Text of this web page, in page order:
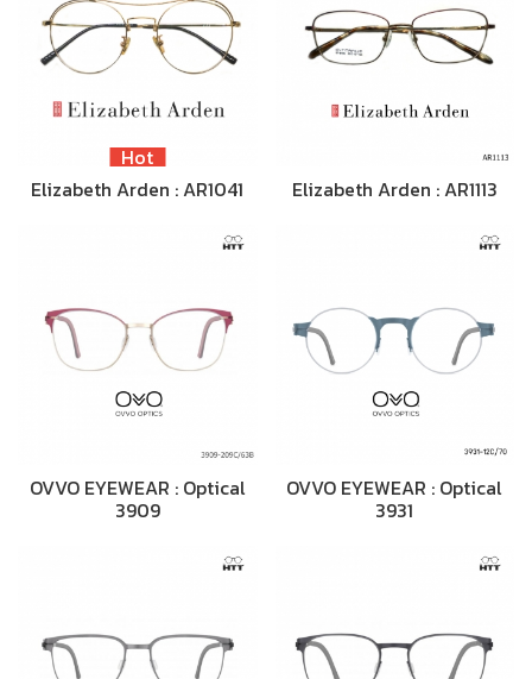
Hot
Elizabeth Arden : AR1041
Elizabeth Arden : AR1113
OVVO EYEWEAR : Optical
3909
OVVO EYEWEAR : Optical
3931